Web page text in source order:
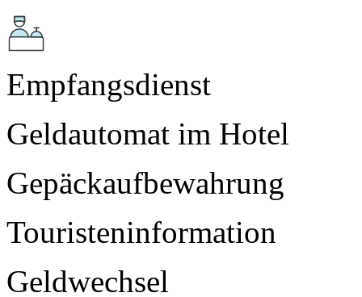
Empfangsdienst
Geldautomat im Hotel
Gepäckaufbewahrung
Touristeninformation
Geldwechsel